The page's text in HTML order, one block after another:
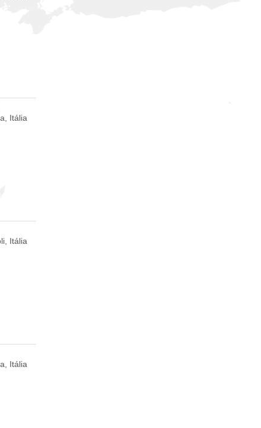
Itália
Itália
Itália